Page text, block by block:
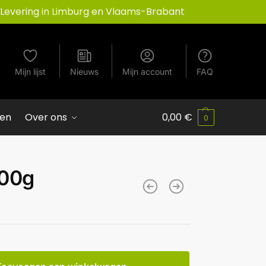
Levering in Limburg en Vlaams-Brabant
Mijn lijst Nieuws Mijn account FAQ
Over ons 0,00 € 0